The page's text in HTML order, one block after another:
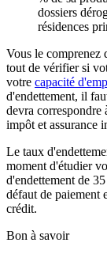
dossiers
résidences
Vous le comprenez
tout de vérifier si
votre capacité
d'endettement, il
devra correspondre
impôt et assurance
Le taux
moment d'étudier
d'endettement de
défaut de paiement
crédit.
Bon à savoir